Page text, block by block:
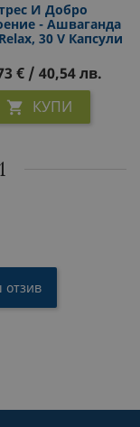
И Добро
- Ашваганда
30 V Капсули
€ / 40,54 лв.
 КУПИ